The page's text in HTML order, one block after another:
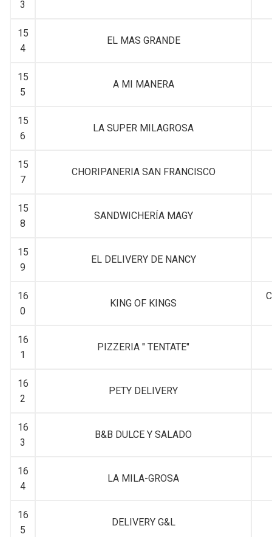
3
15
4
EL MAS GRANDE
15
5
A MI MANERA
15
6
LA SUPER MILAGROSA
15
7
CHORIPANERIA SAN FRANCISCO
15
8
SANDWICHERÍA MAGY
15
9
EL DELIVERY DE NANCY
16
0
KING OF KINGS
16
1
PIZZERIA " TENTATE"
16
2
PETY DELIVERY
16
3
B&B DULCE Y SALADO
16
4
LA MILA-GROSA
16
5
DELIVERY G&L